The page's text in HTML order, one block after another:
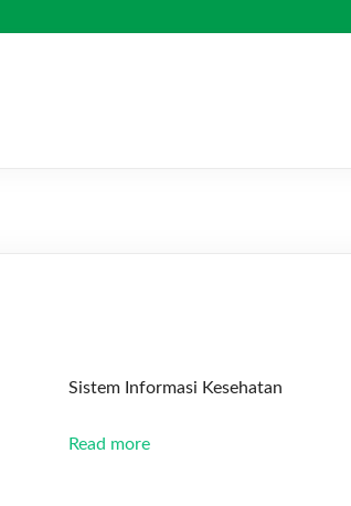
Sistem Informasi Kesehatan
Read more